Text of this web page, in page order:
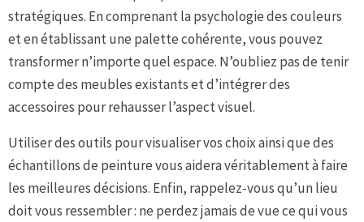
stratégiques. En comprenant la psychologie des couleurs
et en établissant une palette cohérente, vous pouvez
transformer n’importe quel espace. N’oubliez pas de tenir
compte des meubles existants et d’intégrer des
accessoires pour rehausser l’aspect visuel.
Utiliser des outils pour visualiser vos choix ainsi que des
échantillons de peinture vous aidera véritablement à faire
les meilleures décisions. Enfin, rappelez-vous qu’un lieu
doit vous ressembler : ne perdez jamais de vue ce qui vous